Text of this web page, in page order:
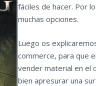
fáciles de hacer. Por
muchas opciones.
Luego os
commerce, para que
vender material en el
bien apresurar una